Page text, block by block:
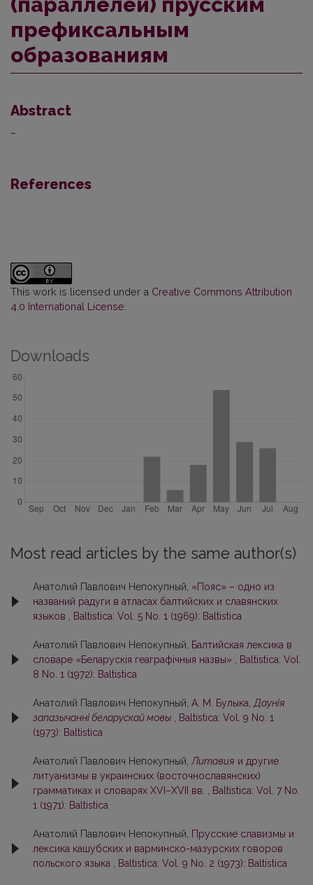
префиксальным
образованиям
Abstract
–
References
This work is licensed under a Creative Commons Attribution
4.0 International License
Downloads
Most read articles by the same author(s)
Анатолий Павлович Непокупный, «Пояс» – одно из
названий радуги в атласах балтийских и славянских
языков
Baltistica: Vol. 5 No. 1 (1969): Baltistica
Анатолий Павлович Непокупный,
Балтийская лексика в
словаре «Беларускія геаграфічныя назвы»
Baltistica: Vol.
8 No. 1 (1972): Baltistica
Анатолий Павлович Непокупный, А. М. Булыка, Даунія
запазычанні беларускай мовы
Baltistica: Vol. 9 No. 1
(1973): Baltistica
Анатолий Павлович Непокупный, Литавия и другие
литуанизмы в украинских (восточнославянских)
грамматиках и словарях XVI–XVII вв.
Baltistica: Vol. 7 No.
1 (1971): Baltistica
Анатолий Павлович Непокупный,
Прусские славизмы и
лексика кашубских и варминско-мазурских говоров
польского языка
Baltistica: Vol. 9 No. 2 (1973): Baltistica